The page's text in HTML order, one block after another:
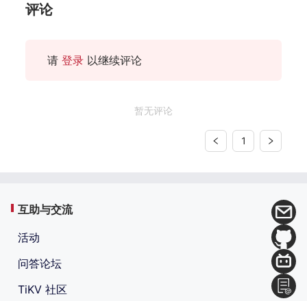
评论
请 登录 以继续评论
暂无评论
1
互助与交流
活动
问答论坛
TiKV 社区